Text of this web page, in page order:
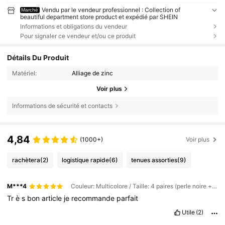
Marché
Vendu par le vendeur professionnel : Collection of
beautiful department store product et expédié par SHEIN
Informations et obligations du vendeur
Pour signaler ce vendeur et/ou ce produit
Détails Du Produit
Matériel: Alliage de zinc
Voir plus
Informations de sécurité et contacts
4,84 (1000+) Voir plus
rachètera(2) logistique rapide(6) tenues assorties(9)
M***4 Couleur: Multicolore / Taille: 4 paires (perle noire + noir bronze)
Très bonarticle je recommande parfait
Utile (2)